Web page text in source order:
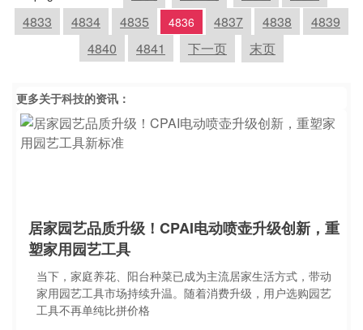
4833
4834 4835 4836 4837 4838
4839
4840
4841 下一页 末页
更多关于科技的资讯：
居家园艺品质升级！CPAI电动喷壶升级创新，重
塑家用园艺工具
当下，家庭养花、阳台种菜已成为主流居家生活方式，带动
家用园艺工具市场持续升温。随着消费升级，用户选购园艺
工具不再单纯比拼价格